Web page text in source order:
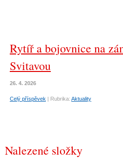
Rytíř a bojovnice na
Svitavou
26. 4. 2026
Celý příspěvek | Rubrika: Aktuality
Nalezené složky